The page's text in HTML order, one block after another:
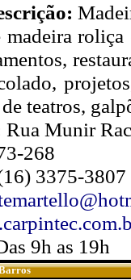
madeira
teatros,
Rua Munir
268
3375-
9h as 19h